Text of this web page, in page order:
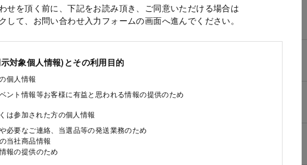
せを頂く前に、下記をお読み頂き、ご同意いただける場合は
して、お問い合わせ入力フォームの画面へ進んでください。
対象個人情報)とその利用目的
個人情報
ント情報等お客様に有益と思われる情報の提供のため
は参加された方の個人情報
必要なご連絡、当選品等の発送業務のため
当社商品情報
報の提供のため
入力をお願いします）